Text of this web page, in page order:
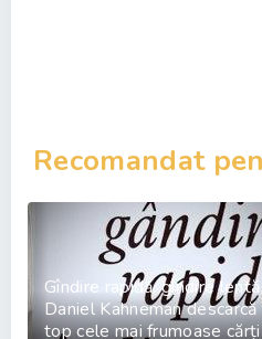
Recomandat
Gîndire rapidă, gîndire
Daniel Kahneman descarcă
top cele mai frumoase